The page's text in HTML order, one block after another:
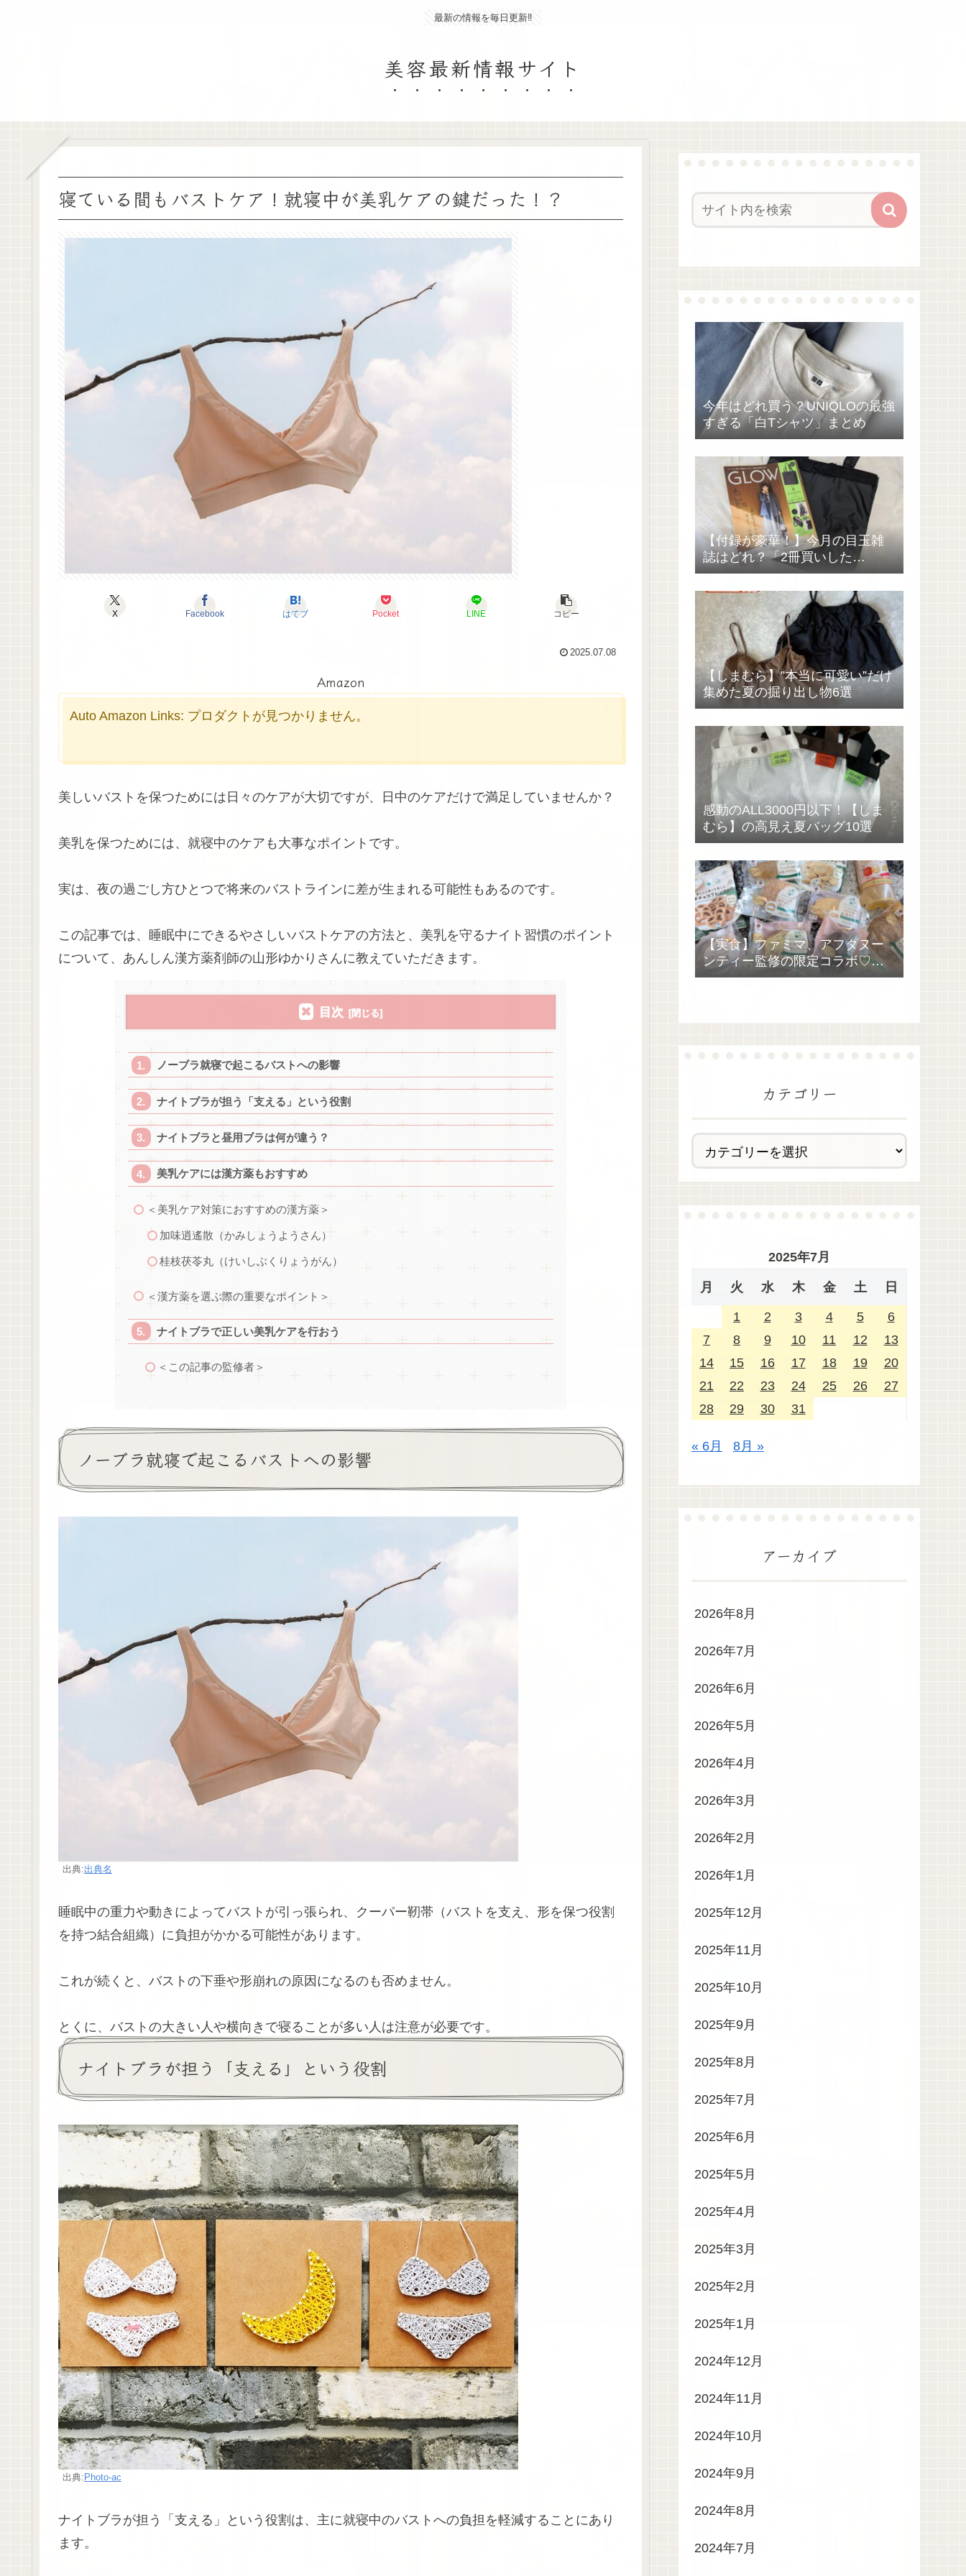
最新の情報を毎日更新‼
美容最新情報サイト
寝ている間もバストケア！就寝中が美乳ケアの鍵だった！？
X Facebook はてブ Pocket LINE コピー
2025.07.08
Amazon
Auto Amazon Links: プロダクトが見つかりません。
美しいバストを保つためには日々のケアが大切ですが、日中のケアだけで満足していませんか？
美乳を保つためには、就寝中のケアも大事なポイントです。
実は、夜の過ごし方ひとつで将来のバストラインに差が生まれる可能性もあるのです。
この記事では、睡眠中にできるやさしいバストケアの方法と、美乳を守るナイト習慣のポイント
について、あんしん漢方薬剤師の山形ゆかりさんに教えていただきます。
目次
ノーブラ就寝で起こるバストへの影響
ナイトブラが担う「支える」という役割
ナイトブラと昼用ブラは何が違う？
美乳ケアには漢方薬もおすすめ
＜美乳ケア対策におすすめの漢方薬＞
加味逍遙散（かみしょうようさん）
桂枝茯苓丸（けいしぶくりょうがん）
＜漢方薬を選ぶ際の重要なポイント＞
ナイトブラで正しい美乳ケアを行おう
＜この記事の監修者＞
ノーブラ就寝で起こるバストへの影響
出典:出典名
睡眠中の重力や動きによってバストが引っ張られ、クーパー靭帯（バストを支え、形を保つ役割
を持つ結合組織）に負担がかかる可能性があります。
これが続くと、バストの下垂や形崩れの原因になるのも否めません。
とくに、バストの大きい人や横向きで寝ることが多い人は注意が必要です。
ナイトブラが担う「支える」という役割
出典: Photo-ac
ナイトブラが担う「支える」という役割は、主に就寝中のバストへの負担を軽減することにあり
ます。
今年はどれ買う？UNIQLOの最強
すぎる「白Tシャツ」まとめ
【付録が豪華！】今月の目玉雑
誌はどれ？「2冊買いした
い……」
【しまむら】”本当に可愛い”だけ
集めた夏の掘り出し物6選
感動のALL3000円以下！【しま
むら】の高見え夏バッグ10選
【実食】ファミマ、アフタヌー
ンティー監修の限定コラボ♡過
去最多全28種類が絶品過ぎた！
カテゴリー
2025年7月
月 火 水 木 金 土 日
1 2 3 4 5
6
7
8 9 10 11 12
13
14
15 16 17 18 19
20
21
22 23 24 25 26
27
28
29 30 31
« 6月 8月 »
アーカイブ
2026年8月
2026年7月
2026年6月
2026年5月
2026年4月
2026年3月
2026年2月
2026年1月
2025年12月
2025年11月
2025年10月
2025年9月
2025年8月
2025年7月
2025年6月
2025年5月
2025年4月
2025年3月
2025年2月
2025年1月
2024年12月
2024年11月
2024年10月
2024年9月
2024年8月
2024年7月